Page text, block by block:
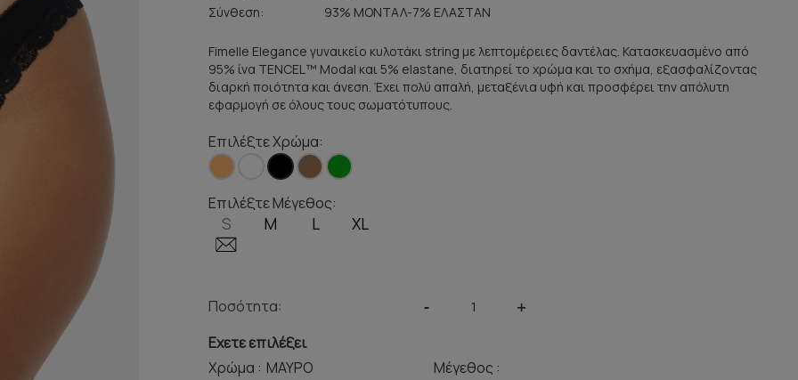
Σύνθεση:
93% ΜΟΝΤΑΛ-7% ΕΛΑΣΤΑΝ
Fimelle Elegance γυναικείο κυλοτάκι string με λεπτομέρειες δαντέλας. Κατασκευασμένο από
95% ίνα TENCEL™ Modal και 5% elastane, διατηρεί το χρώμα και το σχήμα, εξασφαλίζοντας
διαρκή ποιότητα και άνεση. Έχει πολύ απαλή, μεταξένια υφή και προσφέρει την απόλυτη
εφαρμογή σε όλους τους σωματότυπους.
Επιλέξτε Χρώμα:
Επιλέξτε Μέγεθος:
S M L XL
Ποσότητα: - +
Εχετε επιλέξει
Χρώμα :
Μέγεθος :